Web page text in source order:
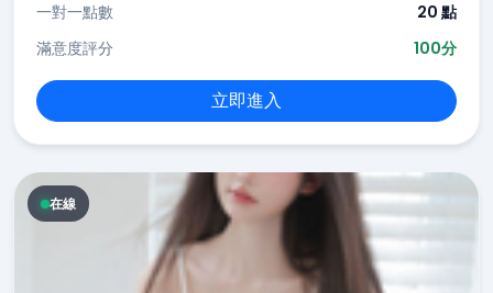
一對一點數
20 點
滿意度評分
100分
立即進入
在線